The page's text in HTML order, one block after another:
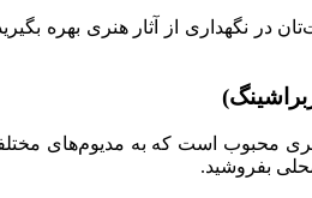
در نگهداری از آثار هنری بهره
محبوب است که به مدیوم‌های
بفروشید.